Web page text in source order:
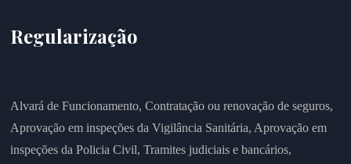
Regularização
Alvará de Funcionamento,Contratação ou renovação de seguros,
Aprovação em inspeções da Vigilância Sanitária, Aprovação em
inspeções da Policia Civil,Tramites judiciais e bancários,